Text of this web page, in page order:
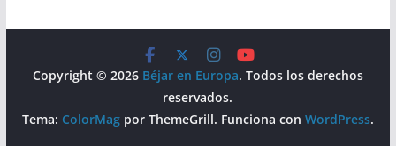
Copyright © 2026 Béjar en Europa. Todos los derechos
reservados.
Tema: ColorMagpor ThemeGrill. Funciona con WordPress.